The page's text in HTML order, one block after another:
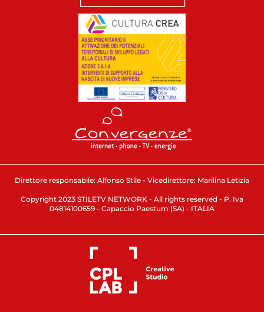
Direttore responsabile: Alfonso Stile - Vicedirettore: Marilina Letizia
Copyright 2023 STILETV NETWORK - All rights reserved - P. Iva
04814100659 - Capaccio Paestum (SA) - ITALIA